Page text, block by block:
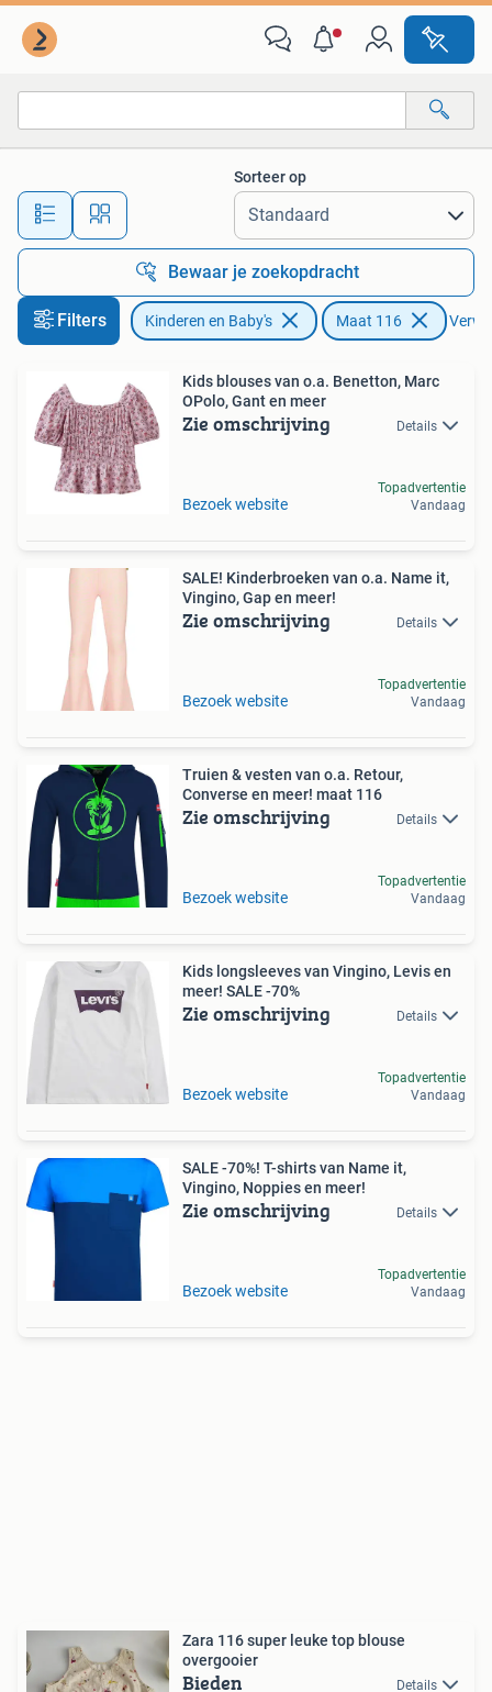
Alle afstanden…
Sorteer op
Bewaar je zoekopdracht
Filters Kinderen en Baby's Maat 116
Kids blouses van o.a. Benetton, Marc
OPolo, Gant en meer
Zie omschrijving Details
Bezoek website
Topadvertentie
Vandaag
SALE! Kinderbroeken van o.a. Name it,
Vingino, Gap en meer!
Zie omschrijving Details
Bezoek website
Topadvertentie
Vandaag
Truien & vesten van o.a. Retour,
Converse en meer! maat 116
Zie omschrijving Details
Bezoek website
Topadvertentie
Vandaag
Kids longsleeves van Vingino, Levis en
meer! SALE -70%
Zie omschrijving Details
Bezoek website
Topadvertentie
Vandaag
SALE -70%! T-shirts van Name it,
Vingino, Noppies en meer!
Zie omschrijving Details
Bezoek website
Topadvertentie
Vandaag
Zara 116 super leuke top blouse
overgooier
Bieden Details